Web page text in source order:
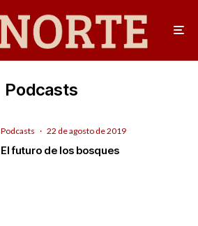
Podcasts
Podcasts · 22 de agosto de 2019
El futuro de los bosques